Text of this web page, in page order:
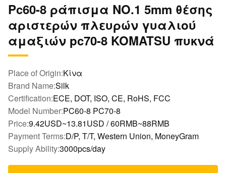
Pc60-8 ράπισμα NO.1 5mm θέσης
αριστερών πλευρών γυαλιού
αμαξιών pc70-8 KOMATSU πυκνά
Place of Origin:Κίνα
Brand Name:Silk
Certification:ECE, DOT, ISO, CE, RoHS, FCC
Model Number:PC60-8 PC70-8
Price:9.42USD~13.81USD / 60RMB~88RMB
Payment Terms:D/P, T/T, Western Union, MoneyGram
Supply Ability:3000pcs/day